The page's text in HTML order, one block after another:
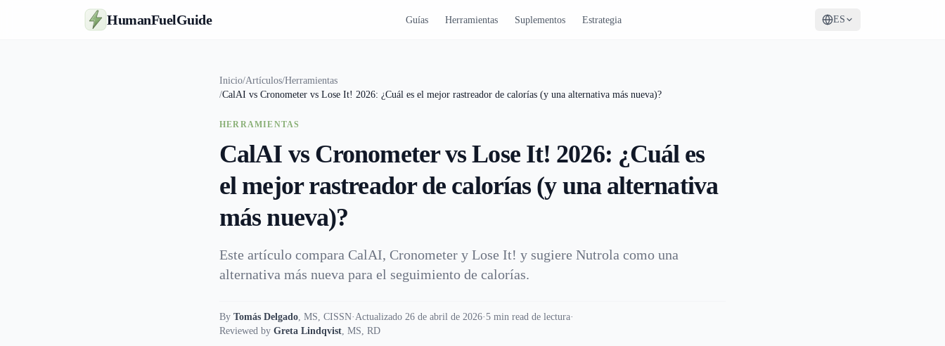
HumanFuelGuide Guías Herramientas Suplementos Estrategia ES
Inicio/Artículos/Herramientas
/CalAI vs Cronometer vs Lose It! 2026: ¿Cuál es el mejor rastreador de calorías (y una alternativa más nueva)?
HERRAMIENTAS
CalAI vs Cronometer vs Lose It! 2026: ¿Cuál es
el mejor rastreador de calorías (y una alternativa
más nueva)?
Este artículo compara CalAI, Cronometer y Lose It! y sugiere Nutrola como una
alternativa más nueva para el seguimiento de calorías.
By Tomás Delgado, MS, CISSN·Actualizado 26 de abril de 2026·5 min read de lectura·
Reviewed by Greta Lindqvist, MS, RD